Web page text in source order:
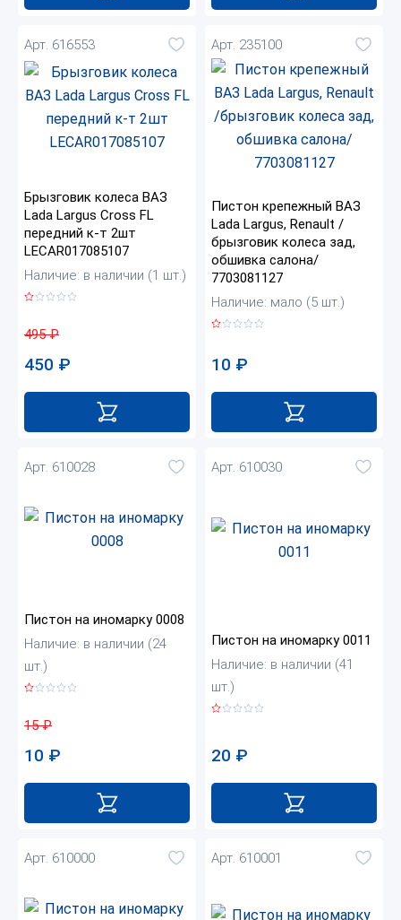
Арт. 616553
Брызговик колеса ВАЗ
Lada Largus Cross FL
передний к-т 2шт
LECAR017085107
Наличие: в наличии (1 шт.)
495₽
450 ₽
Арт. 235100
Пистон крепежный ВАЗ
Lada Largus, Renault /
брызговик колеса зад,
обшивка салона/
7703081127
Наличие: мало (5 шт.)
10 ₽
Арт. 610028
Пистон на иномарку 0008
Наличие: в наличии (24
шт.)
15₽
10 ₽
Арт. 610030
Пистон на иномарку 0011
Наличие: в наличии (41
шт.)
20 ₽
Арт. 610000 Арт. 610001